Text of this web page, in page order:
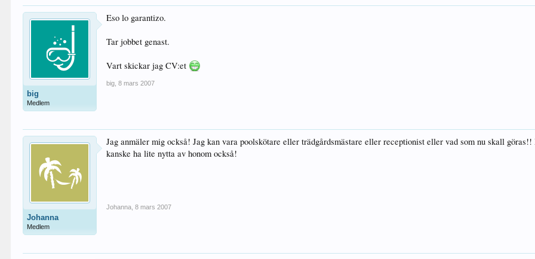
big
Medlem
Eso lo garantizo.
Tar jobbet genast.
Vart skickar jag CV:et
big 8 mars 2007
Johanna
Medlem
Jag anmäler mig också! Jag kan vara poolskötare eller trädgårdsmästare eller receptionist eller vad som nu skall
kanske ha lite nytta av honom också!
Johanna 8 mars 2007